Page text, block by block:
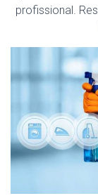
profissional.